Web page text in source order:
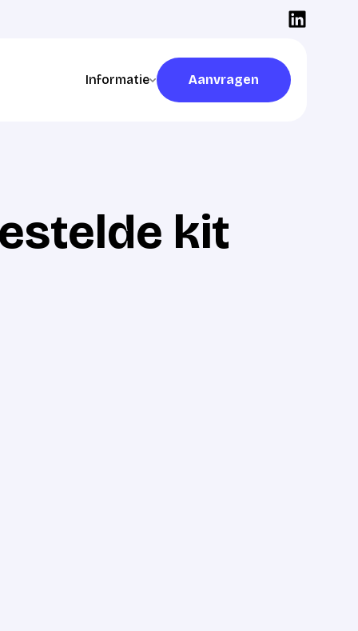
Informatie
Aanvragen
Aanvragen
kit